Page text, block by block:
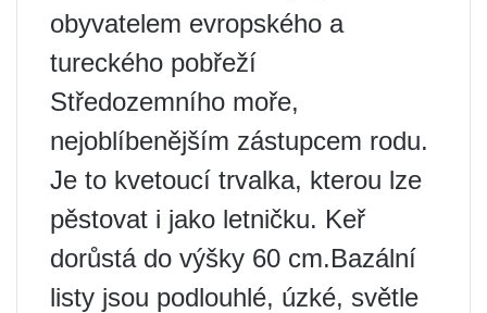
obyvatelem evropského a
tureckého pobřeží
Středozemního moře,
nejoblíbenějším zástupcem rodu.
Je to kvetoucí trvalka, kterou lze
pěstovat i jako letničku. Keř
dorůstá do výšky 60 cm.Bazální
listy jsou podlouhlé, úzké, světle